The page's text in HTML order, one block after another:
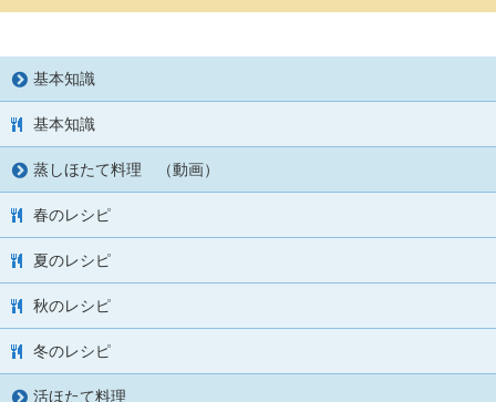
基本知識
基本知識
蒸しほたて料理 （動画）
春のレシピ
夏のレシピ
秋のレシピ
冬のレシピ
活ほたて料理